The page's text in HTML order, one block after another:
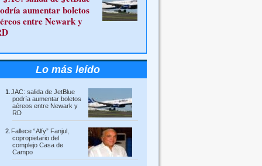
aumentar boletos
entre Newark y
Lo más leído
JAC: salida de JetBlue
podría aumentar boletos
aéreos entre Newark y
RD
Fallece “Alfy” Fanjul,
copropietario del
complejo Casa de
Campo